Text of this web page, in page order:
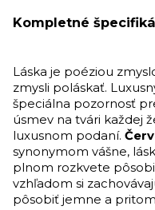
Kompletné
Láska je poéziou
zmysli poláskať.
špeciálna pozornosť
úsmev na tvári každej
luxusnom podaní.
synonymom vášne,
plnom rozkvete
vzhľadom si
pôsobiť jemne a